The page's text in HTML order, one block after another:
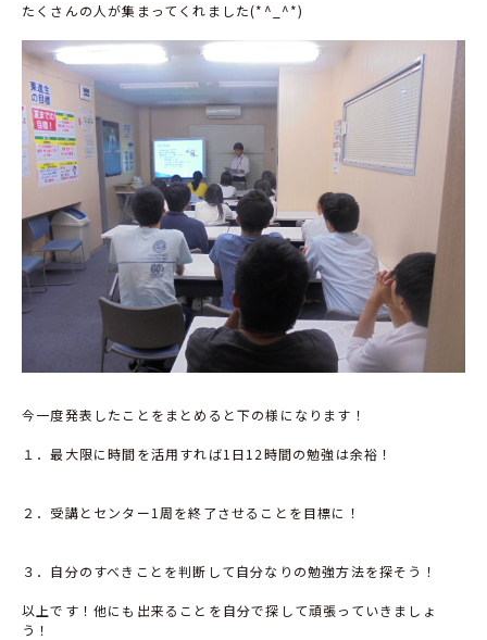
たくさんの人が集まってくれました(*^_^*)
今一度発表したことをまとめると下の様になります！
１．最大限に時間を活用すれば1日12時間の勉強は余裕！
２．受講とセンター1周を終了させることを目標に！
３．自分のすべきことを判断して自分なりの勉強方法を探そう！
以上です！他にも出来ることを自分で探して頑張っていきましょ
う！